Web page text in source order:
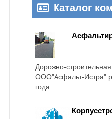
Каталог
Дорожно-
ООО"Асфальт-Истра"
года.